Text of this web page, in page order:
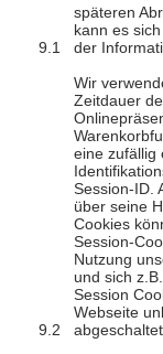
späteren
kann es
der
Wir
Zeitdauer
eine zufällig
Session-ID.
über seine
Cookies
Session-
Nutzung
und sich
Session
Webseite